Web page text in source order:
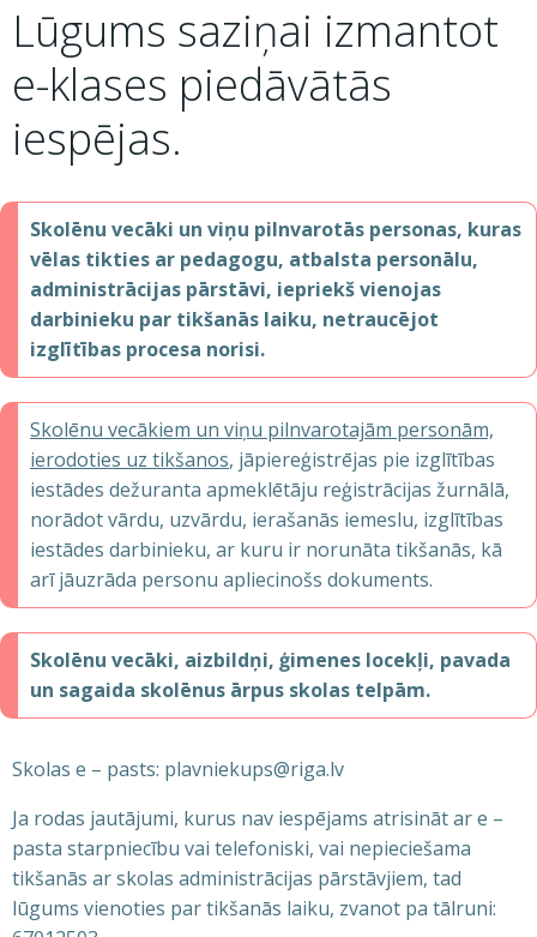
Lūgums saziņai izmantot
e-klases piedāvātās
iespējas.
Skolēnu vecāki un viņu pilnvarotās personas, kuras
vēlas tikties ar pedagogu, atbalsta personālu,
administrācijas pārstāvi, iepriekš vienojas
darbinieku par tikšanās laiku, netraucējot
izglītības procesa norisi.
Skolēnu vecākiem un viņu pilnvarotajām personām,
ierodoties uz tikšanos, jāpiereģistrējas pie izglītības
iestādes dežuranta apmeklētāju reģistrācijas žurnālā,
norādot vārdu, uzvārdu, ierašanās iemeslu, izglītības
iestādes darbinieku, ar kuru ir norunāta tikšanās, kā
arī jāuzrāda personu apliecinošs dokuments.
Skolēnu vecāki, aizbildņi, ģimenes locekļi, pavada
un sagaida skolēnus ārpus skolas telpām.
Skolas e – pasts: plavniekups@riga.lv
Ja rodas jautājumi, kurus nav iespējams atrisināt ar e –
pasta starpniecību vai telefoniski, vai nepieciešama
tikšanās ar skolas administrācijas pārstāvjiem, tad
lūgums vienoties par tikšanās laiku, zvanot pa tālruni: